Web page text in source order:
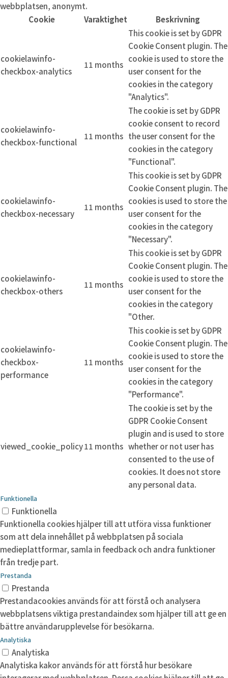
webbplatsen, anonymt.
Cookie
Varaktighet Beskrivning
cookielawinfo-
checkbox-analytics
11 months
This cookie is set by GDPR
Cookie Consent plugin. The
cookie is used to store the
user consent for the
cookies in the category
"Analytics".
cookielawinfo-
checkbox-functional
11 months
The cookie is set by GDPR
cookie consent to record
the user consent for the
cookies in the category
"Functional".
cookielawinfo-
checkbox-necessary
11 months
This cookie is set by GDPR
Cookie Consent plugin. The
cookies is used to store the
user consent for the
cookies in the category
"Necessary".
cookielawinfo-
checkbox-others
11 months
This cookie is set by GDPR
Cookie Consent plugin. The
cookie is used to store the
user consent for the
cookies in the category
"Other.
cookielawinfo-
checkbox-
performance
11 months
This cookie is set by GDPR
Cookie Consent plugin. The
cookie is used to store the
user consent for the
cookies in the category
"Performance".
viewed_cookie_policy11 months
The cookie is set by the
GDPR Cookie Consent
plugin and is used to store
whether or not user has
consented to the use of
cookies. It does not store
any personal data.
Funktionella
Funktionella
Funktionella cookies hjälper till att utföra vissa funktioner
som att dela innehållet på webbplatsen på sociala
medieplattformar, samla in feedback och andra funktioner
från tredje part.
Prestanda
Prestanda
Prestandacookies används för att förstå och analysera
webbplatsens viktiga prestandaindex som hjälper till att ge en
bättre användarupplevelse för besökarna.
Analytiska
Analytiska
Analytiska kakor används för att förstå hur besökare